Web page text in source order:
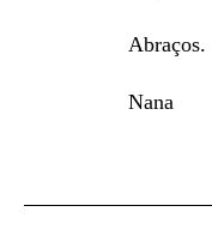
Abraços.
Nana